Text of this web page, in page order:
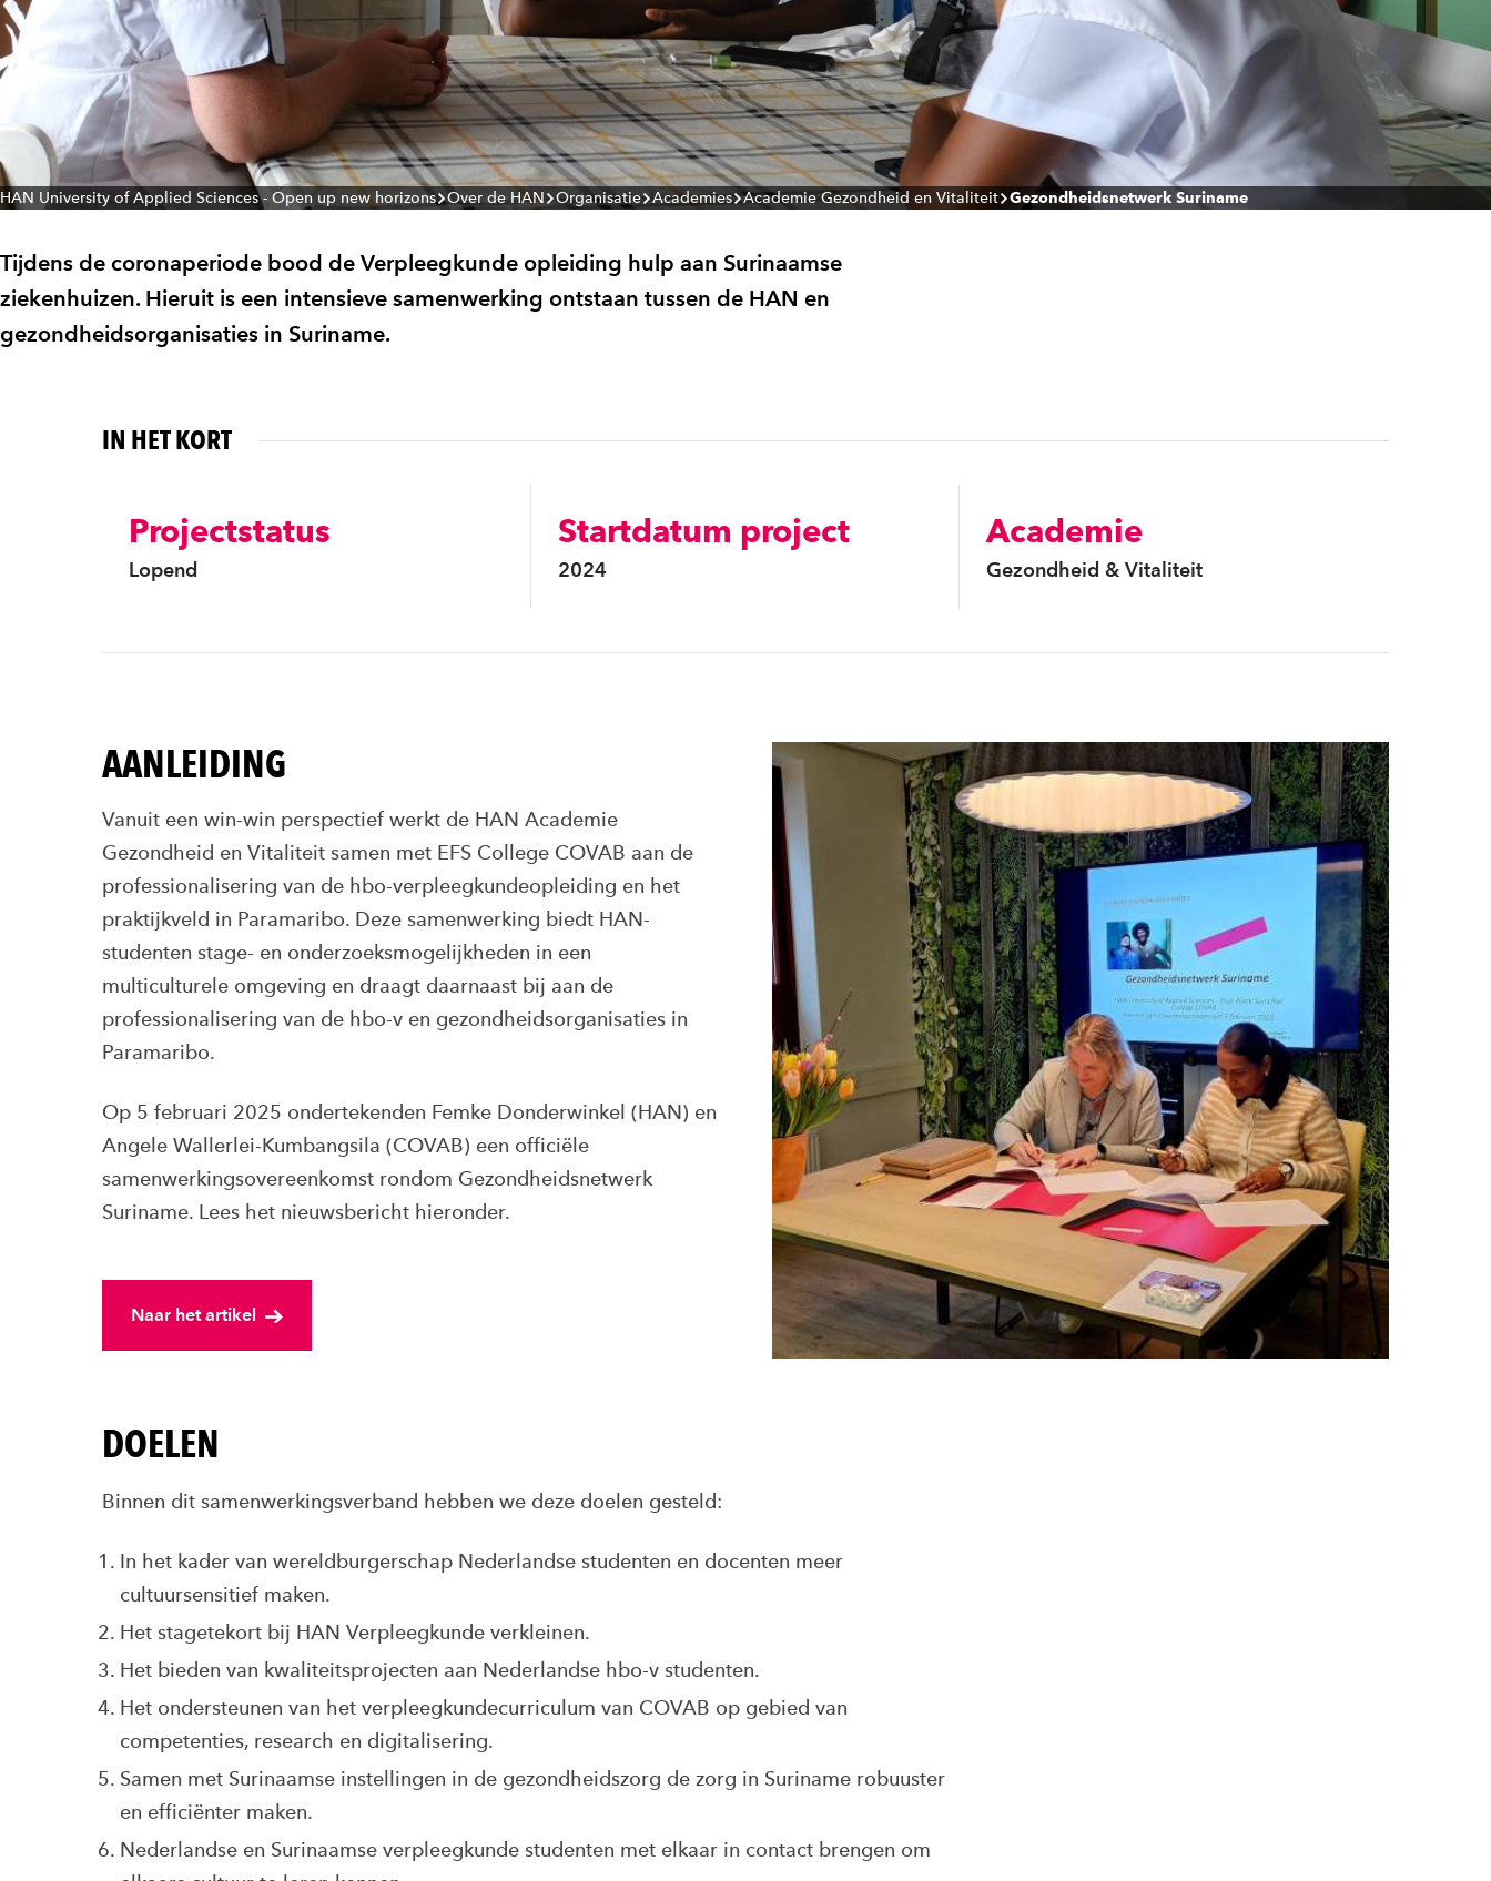
HAN University of Applied Sciences - Open up new horizons Over de HAN Organisatie Academies Academie Gezondheid en Vitaliteit Gezondheidsnetwerk Suriname
Tijdens de coronaperiode bood de Verpleegkunde opleiding hulp aan Surinaamse
ziekenhuizen. Hieruit is een intensieve samenwerking ontstaan tussen de HAN en
gezondheidsorganisaties in Suriname.
IN HET KORT
Projectstatus
Lopend
Startdatum project
2024
Academie
Gezondheid & Vitaliteit
AANLEIDING
Vanuit een win-win perspectief werkt de HAN Academie
Gezondheid en Vitaliteit samen met EFS College COVAB aan de
professionalisering van de hbo-verpleegkundeopleiding en het
praktijkveld in Paramaribo. Deze samenwerking biedt HAN-
studenten stage- en onderzoeksmogelijkheden in een
multiculturele omgeving en draagt daarnaast bij aan de
professionalisering van de hbo-v en gezondheidsorganisaties in
Paramaribo.
Op 5 februari 2025 ondertekenden Femke Donderwinkel (HAN) en
Angele Wallerlei-Kumbangsila (COVAB) een officiële
samenwerkingsovereenkomst rondom Gezondheidsnetwerk
Suriname. Lees het nieuwsbericht hieronder.
Naar het artikel
DOELEN
Binnen dit samenwerkingsverband hebben we deze doelen gesteld:
In het kader van wereldburgerschap Nederlandse studenten en docenten meer
cultuursensitief maken.
Het stagetekort bij HAN Verpleegkunde verkleinen.
Het bieden van kwaliteitsprojecten aan Nederlandse hbo-v studenten.
Het ondersteunen van het verpleegkundecurriculum van COVAB op gebied van
competenties, research en digitalisering.
Samen met Surinaamse instellingen in de gezondheidszorg de zorg in Suriname robuuster
en efficiënter maken.
Nederlandse en Surinaamse verpleegkunde studenten met elkaar in contact brengen om